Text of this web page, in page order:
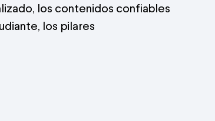
los contenidos confiables
los pilares